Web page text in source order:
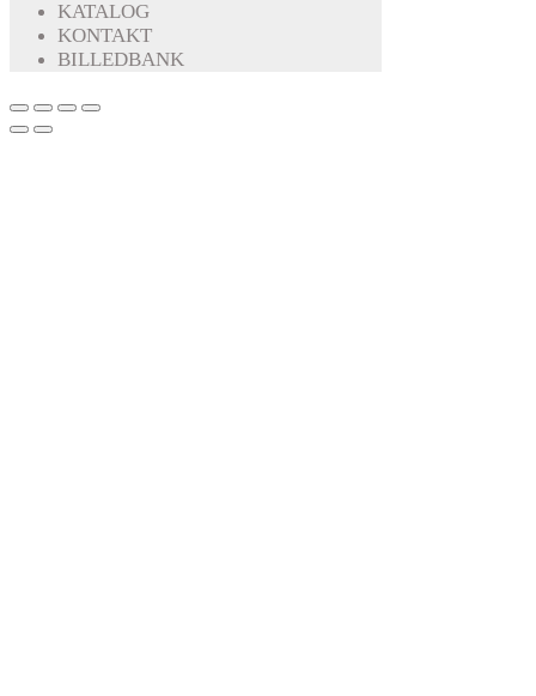
KATALOG
KONTAKT
BILLEDBANK